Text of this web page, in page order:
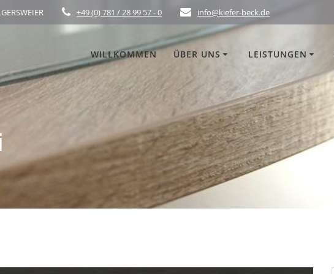
+49 (0) 781 / 28 99 57 - 0 info@kiefer-beck.de
WILLKOMMEN ÜBER UNS LEISTUNGEN